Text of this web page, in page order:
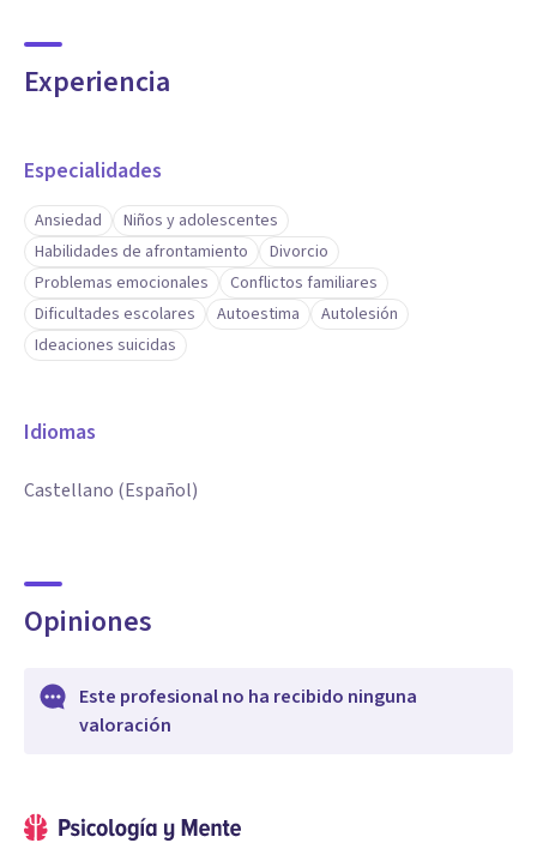
Experiencia
Especialidades
Ansiedad
Niños y adolescentes
Habilidades de afrontamiento
Divorcio
Problemas emocionales
Conflictos familiares
Dificultades escolares
Autoestima
Autolesión
Ideaciones suicidas
Idiomas
Castellano (Español)
Opiniones
Este profesional no ha recibido ninguna
valoración